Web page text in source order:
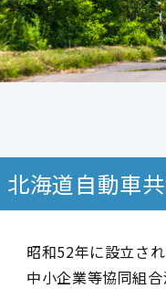
北海道自動車
昭和52年に設立され
中小企業等協同組